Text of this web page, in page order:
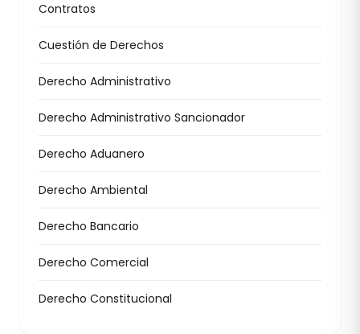
Contratos
Cuestión de Derechos
Derecho Administrativo
Derecho Administrativo Sancionador
Derecho Aduanero
Derecho Ambiental
Derecho Bancario
Derecho Comercial
Derecho Constitucional